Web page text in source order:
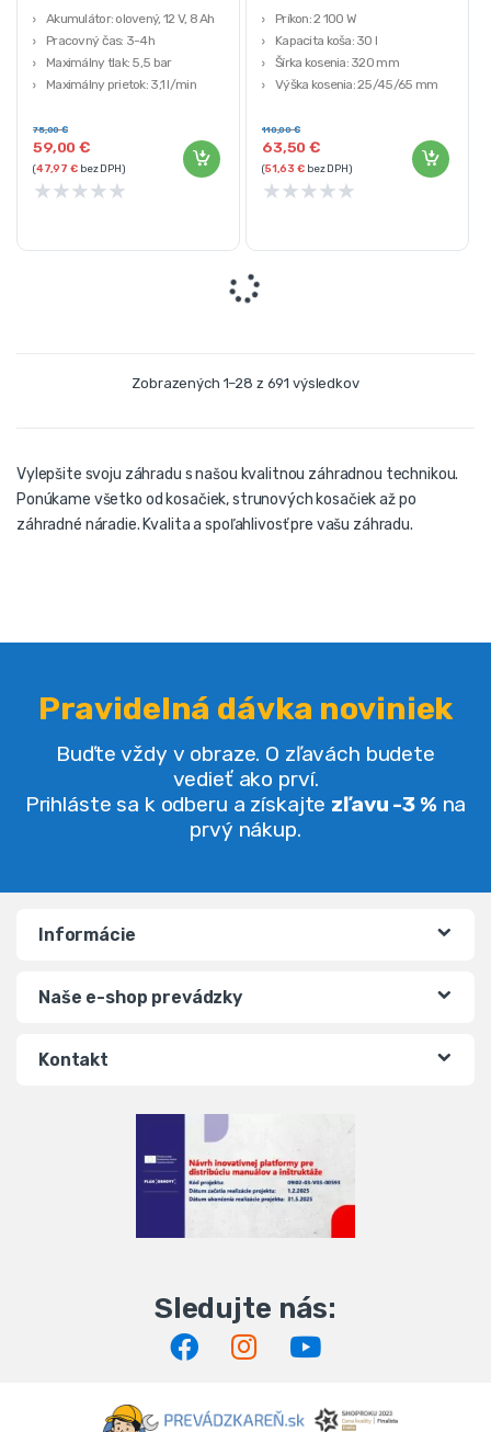
Akumulátor: olovený, 12 V, 8 Ah
Pracovný čas: 3-4h
Maximálny tlak: 5,5 bar
Maximálny prietok: 3,1 l/min
59,00€
75,00€
(47,97€bez DPH)
★★★★★
Príkon: 2 100 W
Kapacita koša: 30 l
Šírka kosenia: 320 mm
Výška kosenia: 25/45/65 mm
63,50€
110,00€
(51,63€bez DPH)
★★★★★
Zobrazených 1–28 z 691 výsledkov
Vylepšite svoju záhradu s našou kvalitnou záhradnou technikou.
Ponúkame všetko od kosačiek, strunových kosačiek až po
záhradné náradie. Kvalita a spoľahlivosť pre vašu záhradu.
Pravidelná dávka noviniek
Buďte vždy v obraze. O zľavách budete
vedieť ako prví.
Prihláste sa k odberu a získajte zľavu -3 % na
prvý nákup.
Informácie
Naše e-shop prevádzky
Kontakt